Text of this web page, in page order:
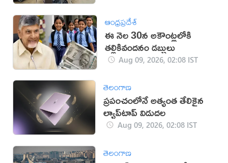
ఆంధ్రప్రదేశ్
ఈ నెల 30న అకౌంట్లలోకి
తల్లికివందనం డబ్బులు
Aug 09, 2026, 02:08 IST
తెలంగాణ
ప్రపంచంలోనే అత్యంత తేలికైన
ల్యాప్‌టాప్ విడుదల
Aug 09, 2026, 02:08 IST
తెలంగాణ